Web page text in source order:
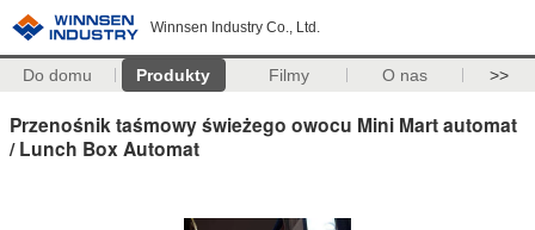
Winnsen Industry Co., Ltd.
Do domu Produkty Filmy O nas >>
Przenośnik taśmowy świeżego owocu Mini Mart automat
/ Lunch Box Automat